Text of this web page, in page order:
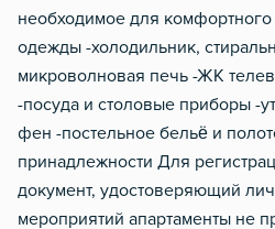
необходимое для
одежды -холодильник,
микроволновая печь -ЖК
-посуда и столовые приборы -
фен -постельное бельё и
принадлежности Для
документ, удостоверяющий
мероприятий апартаменты не